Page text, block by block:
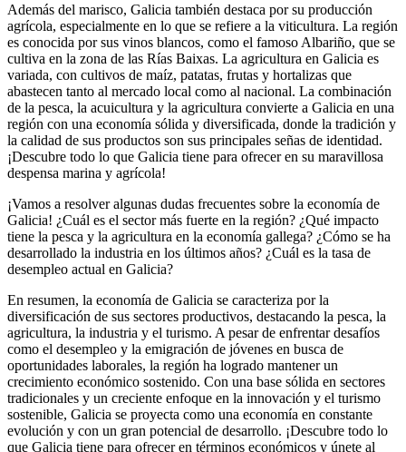
Además del marisco, Galicia también destaca por su producción
agrícola, especialmente en lo que se refiere a la viticultura. La región
es conocida por sus vinos blancos, como el famoso Albariño, que se
cultiva en la zona de las Rías Baixas. La agricultura en Galicia es
variada, con cultivos de maíz, patatas, frutas y hortalizas que
abastecen tanto al mercado local como al nacional. La combinación
de la pesca, la acuicultura y la agricultura convierte a Galicia en una
región con una economía sólida y diversificada, donde la tradición y
la calidad de sus productos son sus principales señas de identidad.
¡Descubre todo lo que Galicia tiene para ofrecer en su maravillosa
despensa marina y agrícola!
¡Vamos a resolver algunas dudas frecuentes sobre la economía de
Galicia! ¿Cuál es el sector más fuerte en la región? ¿Qué impacto
tiene la pesca y la agricultura en la economía gallega? ¿Cómo se ha
desarrollado la industria en los últimos años? ¿Cuál es la tasa de
desempleo actual en Galicia?
En resumen, la economía de Galicia se caracteriza por la
diversificación de sus sectores productivos, destacando la pesca, la
agricultura, la industria y el turismo. A pesar de enfrentar desafíos
como el desempleo y la emigración de jóvenes en busca de
oportunidades laborales, la región ha logrado mantener un
crecimiento económico sostenido. Con una base sólida en sectores
tradicionales y un creciente enfoque en la innovación y el turismo
sostenible, Galicia se proyecta como una economía en constante
evolución y con un gran potencial de desarrollo. ¡Descubre todo lo
que Galicia tiene para ofrecer en términos económicos y únete al